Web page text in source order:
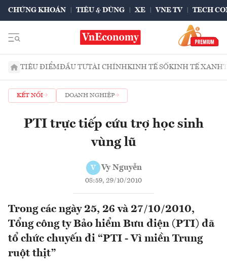
CHỨNG KHOÁN TIÊU & DÙNG XE VNE TV TECH
TIÊU ĐIỂMĐẦU TƯTÀI CHÍNHKINH TẾ SỐKINH TẾ XANH
KẾT NỐI DOANH NGHIỆP
PTI trực tiếp cứu trợ học sinh
vùng lũ
V Vy Nguyễn
08:59, 29/10/2010
Trong các ngày 25, 26 và 27/10/2010,
Tổng công ty Bảo hiểm Bưu điện (PTI) đã
tổ chức chuyến đi “PTI - Vì miền Trung
ruột thịt”